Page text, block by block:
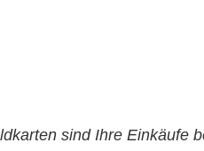
sind Ihre Einkäufe